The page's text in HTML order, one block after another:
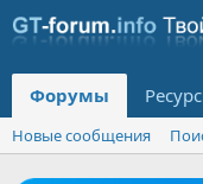
Форумы
Новые сообщения